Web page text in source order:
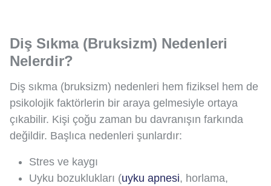
Diş Sıkma (Bruksizm) Nedenleri
Nelerdir?
Diş sıkma (bruksizm) nedenleri hem fiziksel hem de
psikolojik faktörlerin bir araya gelmesiyle ortaya
çıkabilir. Kişi çoğu zaman bu davranışın farkında
değildir. Başlıca nedenleri şunlardır:
Stres ve kaygı
Uyku bozuklukları (uyku apnesi, horlama,